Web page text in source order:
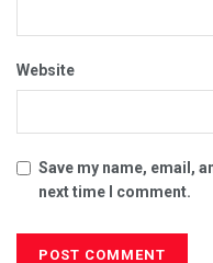
Website
Save my name, email,
next time I comment.